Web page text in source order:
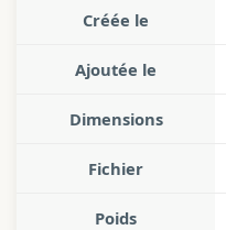
Créée le
Ajoutée le
Dimensions
Fichier
Poids